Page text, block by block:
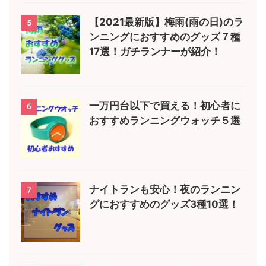
5
【2021最新版】梅雨(雨の日)のラ
ンニングにおすすめのグッズ７種
17選！ガチランナーが紹介！
6
一万円台以下で買える！初心者に
おすすめランニングウォッチ５選
7
ナイトランも安心！夜のランニン
グにおすすめのグッズ3種10選！